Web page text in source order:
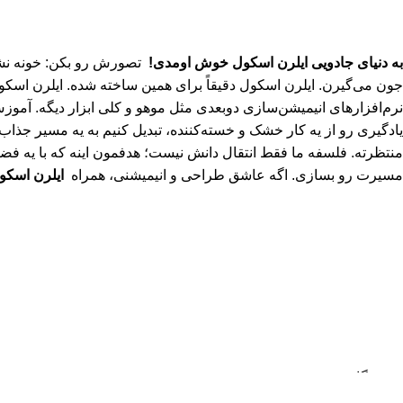
به دنیای جادویی ایلرن اسکول خوش اومدی! تصورش رو بکن: خونه
جون می‌گیرن. ایلرن اسکول دقیقاً برای همین ساخته شده. ایلرن
نرم‌افزارهای انیمیشن‌سازی دوبعدی مثل موهو و کلی ابزار دیگه.
منتظرته. فلسفه ما فقط انتقال دانش نیست؛ هدفمون اینه که با
مسیرت رو بسازی. اگه عاشق طراحی و انیمیشنی، همراه
ایلرن
فروشگاه